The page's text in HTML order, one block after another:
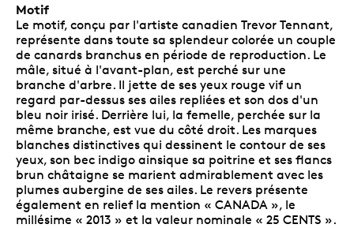
Motif
Le motif, conçu par l'artiste canadien Trevor Tennant,
représente dans toute sa splendeur colorée un couple
de canards branchus en période de reproduction. Le
mâle, situé à l'avant-plan, est perché sur une
branche d'arbre. Il jette de ses yeux rouge vif un
regard par-dessus ses ailes repliées et son dos d'un
bleu noir irisé. Derrière lui, la femelle, perchée sur la
même branche, est vue du côté droit. Les marques
blanches distinctives qui dessinent le contour de ses
yeux, son bec indigo ainsique sa poitrine et ses flancs
brun châtaigne se marient admirablement avec les
plumes aubergine de ses ailes. Le revers présente
également en relief la mention « CANADA », le
millésime « 2013 » et la valeur nominale « 25 CENTS ».